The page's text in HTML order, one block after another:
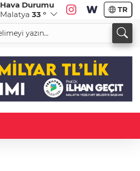
Hava Durumu
Malatya 33 ° TR